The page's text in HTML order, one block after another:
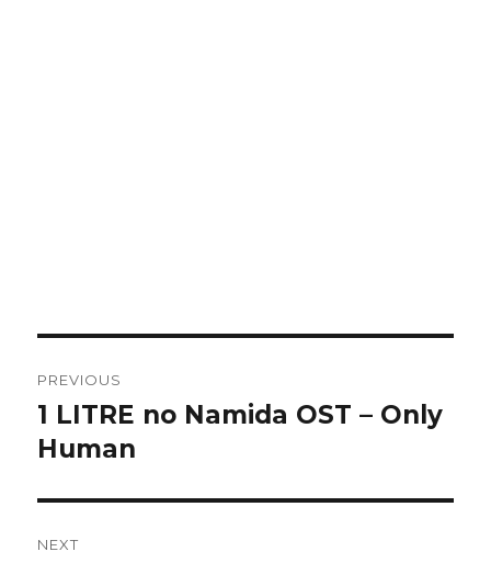
navigation
PREVIOUS
Previous
post:
1 LITRE no Namida OST – Only
Human
NEXT